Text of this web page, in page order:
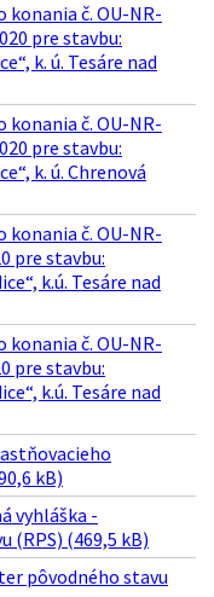
č. OU-NR-
pre stavbu:
k. ú. Tesáre nad
č. OU-NR-
pre stavbu:
k. ú. Chrenová
č. OU-NR-
pre stavbu:
k.ú. Tesáre nad
č. OU-NR-
pre stavbu:
k.ú. Tesáre nad
kB)
vyhláška -
(RPS) (469,5 kB)
pôvodného stavu